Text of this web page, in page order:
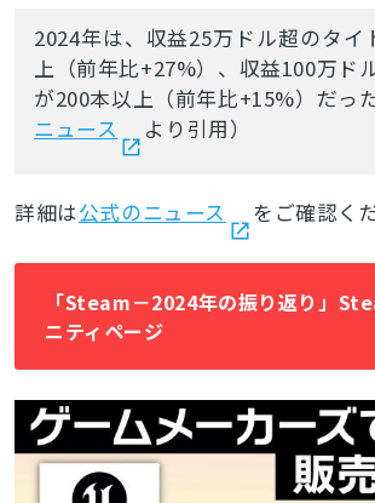
2024年は、収益25万ドル超のタイ
上（前年比+27%）、収益100万ド
が200本以上（前年比+15%）だっ
ニュース
より引用）
詳細は公式のニュース をご確認く
「Steam－2024年の振り返り」
ニティページ
とじる